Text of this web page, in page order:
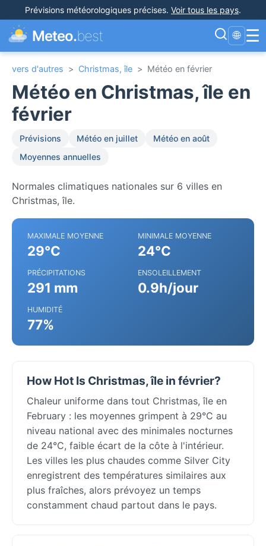
Prévisions météorologiques précises. Voir tous les pays.
Meteo.best 🌐 ☰
vers d'autres > Christmas, île > Météo en février
Météo en Christmas, île en
février
Prévisions Météo en juillet
Météo en août
Moyennes annuelles
Normales climatiques nationales sur 6 villes en
Christmas, île.
MAXIMALE MOYENNE
29°C
MINIMALE MOYENNE
24°C
PRÉCIPITATIONS
291 mm
ENSOLEILLEMENT
0.9h/jour
HUMIDITÉ
77%
How Hot Is Christmas, île in février?
Chaleur uniforme dans tout Christmas, île en
February : les moyennes grimpent à 29°C au
niveau national avec des minimales nocturnes
de 24°C, faible écart de la côte à l'intérieur.
Les villes les plus chaudes comme Silver City
enregistrent des températures similaires aux
plus fraîches, alors prévoyez un temps
constamment chaud partout dans le pays.